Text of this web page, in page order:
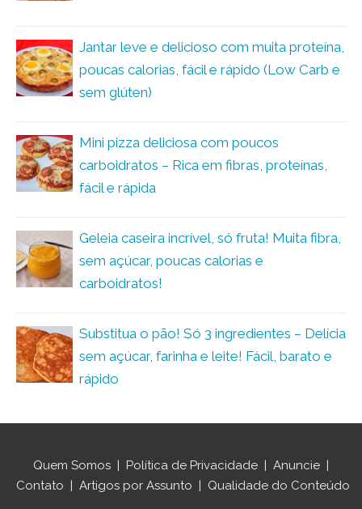
Jantar leve e delicioso com muita proteína,
poucas calorias, fácil e rápido (Low Carb e
sem glúten)
Mini pizza deliciosa com poucos
carboidratos – Rica em fibras, proteínas,
fácil e rápida
Geleia caseira incrível, só fruta! Muita fibra,
sem açúcar, poucas calorias e
carboidratos!
Substitua o pão! Só 3 ingredientes – Delícia
sem açúcar, farinha e leite! Fácil, barato e
rápido
Quem Somos | Política de Privacidade | Anuncie |
Contato | Artigos por Assunto | Qualidade do Conteúdo